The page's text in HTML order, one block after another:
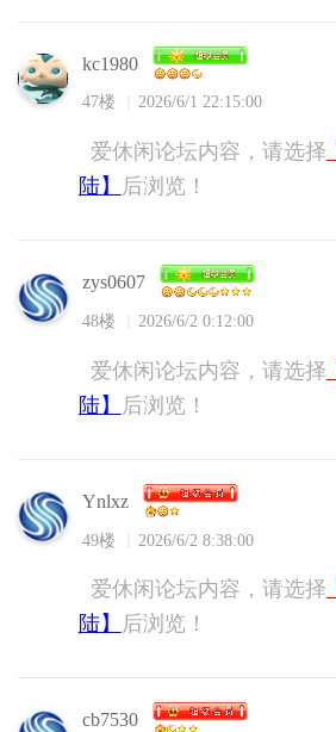
kc1980
47楼 2026/6/1 22:15:00
爱休闲论坛内容，请选择
陆】
后浏览！
zys0607
48楼 2026/6/2 0:12:00
爱休闲论坛内容，请选择
陆】
后浏览！
Ynlxz
49楼 2026/6/2 8:38:00
爱休闲论坛内容，请选择
陆】
后浏览！
cb7530